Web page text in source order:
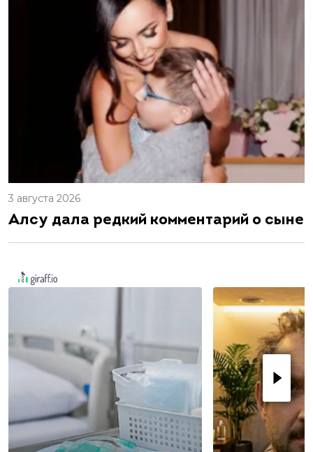
3 августа 2026
Алсу дала редкий комментарий о сыне